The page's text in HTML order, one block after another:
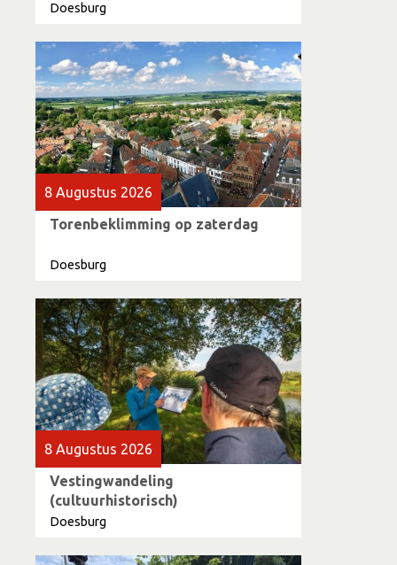
Doesburg
8 Augustus 2026
Torenbeklimming op zaterdag
Doesburg
8 Augustus 2026
Vestingwandeling
(cultuurhistorisch)
Doesburg